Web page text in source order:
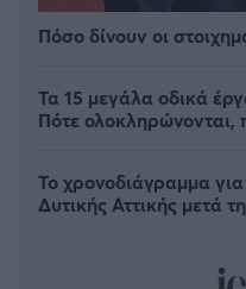
Πόσο δίνουν οι
Τα 15 μεγάλα οδικά
Πότε ολοκληρώνονται,
Το χρονοδιάγραμμα
Δυτικής Αττικής μετά